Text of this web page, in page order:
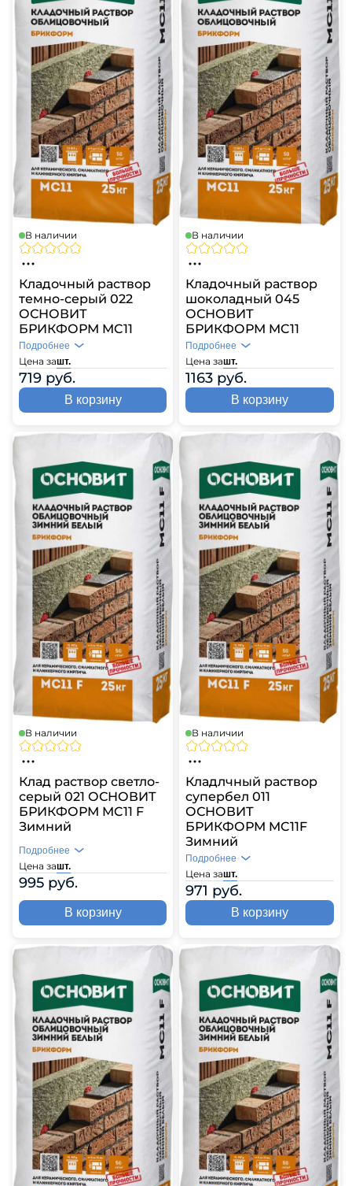
В наличии
Кладочный раствор
темно-серый 022
ОСНОВИТ
БРИКФОРМ MC11
Цена зашт.
719 руб.
Подробнее
В корзину
В наличии
Кладочный раствор
шоколадный 045
ОСНОВИТ
БРИКФОРМ MC11
Цена зашт.
1163 руб.
Подробнее
В корзину
В наличии
Клад раствор светло-
серый 021 ОСНОВИТ
БРИКФОРМ MC11 F
Зимний
Цена зашт.
995 руб.
Подробнее
В корзину
В наличии
Кладлчный раствор
супербел 011
ОСНОВИТ
БРИКФОРМ MC11F
Зимний
Цена зашт.
971 руб.
Подробнее
В корзину